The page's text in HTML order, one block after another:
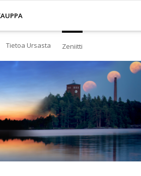
ja sanastoja
Yleistä Ursasta
Hallinto
Talous
Avoimet työpaikat
Esitteet ja raportit
Tietoa Ursasta Zeniitti